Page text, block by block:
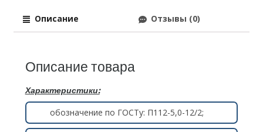
Описание Отзывы (0)
Описание товара
Характеристики:
обозначение по ГОСТу: П112-5,0-12/2;